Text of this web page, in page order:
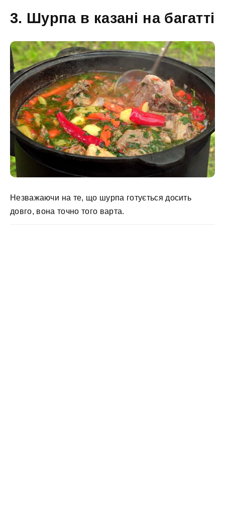
3. Шурпа в казані на багатті
Незважаючи на те, що шурпа готується досить
довго, вона точно того варта.